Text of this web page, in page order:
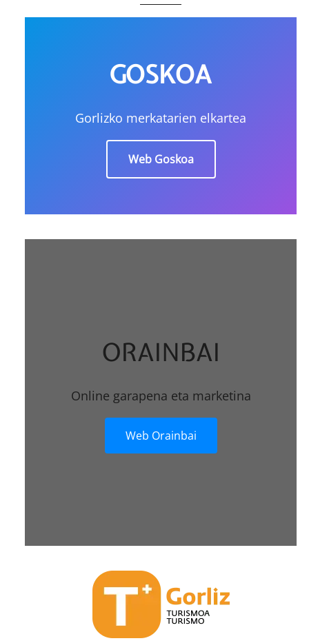
GOSKOA
Gorlizko merkatarien elkartea
Web Goskoa
ORAINBAI
Online garapena eta marketina
Web Orainbai